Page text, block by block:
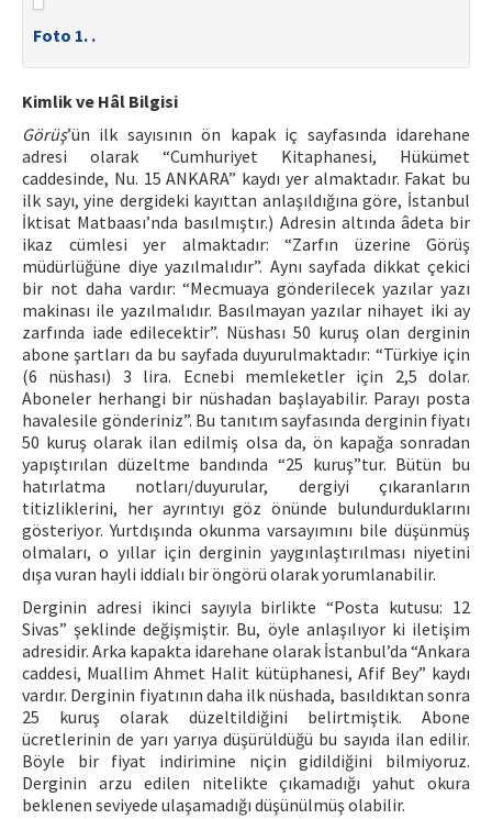
Foto 1. .
Kimlik ve Hâl Bilgisi
Görüş’ün ilk sayısının ön kapak iç sayfasında idarehane
adresi olarak “Cumhuriyet Kitaphanesi, Hükümet
caddesinde, Nu. 15 ANKARA” kaydı yer almaktadır. Fakat bu
ilk sayı, yine dergideki kayıttan anlaşıldığına göre, İstanbul
İktisat Matbaası’nda basılmıştır.) Adresin altında âdeta bir
ikaz cümlesi yer almaktadır: “Zarfın üzerine Görüş
müdürlüğüne diye yazılmalıdır”. Aynı sayfada dikkat çekici
bir not daha vardır: “Mecmuaya gönderilecek yazılar yazı
makinası ile yazılmalıdır. Basılmayan yazılar nihayet iki ay
zarfında iade edilecektir”. Nüshası 50 kuruş olan derginin
abone şartları da bu sayfada duyurulmaktadır: “Türkiye için
(6 nüshası) 3 lira. Ecnebi memleketler için 2,5 dolar.
Aboneler herhangi bir nüshadan başlayabilir. Parayı posta
havalesile gönderiniz”. Bu tanıtım sayfasında derginin fiyatı
50 kuruş olarak ilan edilmiş olsa da, ön kapağa sonradan
yapıştırılan düzeltme bandında “25 kuruş”tur. Bütün bu
hatırlatma notları/duyurular, dergiyi çıkaranların
titizliklerini, her ayrıntıyı göz önünde bulundurduklarını
gösteriyor. Yurtdışında okunma varsayımını bile düşünmüş
olmaları, o yıllar için derginin yaygınlaştırılması niyetini
dışa vuran hayli iddialı bir öngörü olarak yorumlanabilir.
Derginin adresi ikinci sayıyla birlikte “Posta kutusu: 12
Sivas” şeklinde değişmiştir. Bu, öyle anlaşılıyor ki iletişim
adresidir. Arka kapakta idarehane olarak İstanbul’da “Ankara
caddesi, Muallim Ahmet Halit kütüphanesi, Afif Bey” kaydı
vardır. Derginin fiyatının daha ilk nüshada, basıldıktan sonra
25 kuruş olarak düzeltildiğini belirtmiştik. Abone
ücretlerinin de yarı yarıya düşürüldüğü bu sayıda ilan edilir.
Böyle bir fiyat indirimine niçin gidildiğini bilmiyoruz.
Derginin arzu edilen nitelikte çıkamadığı yahut okura
beklenen seviyede ulaşamadığı düşünülmüş olabilir.